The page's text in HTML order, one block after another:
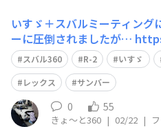
いすゞ＋スバルミーティン
ーに圧倒されましたが…
smart/userid/989192/blog/
スバル360 R-2 いすゞ
レックス
サンバー
0 55
きょ〜と360 | 02/22 |